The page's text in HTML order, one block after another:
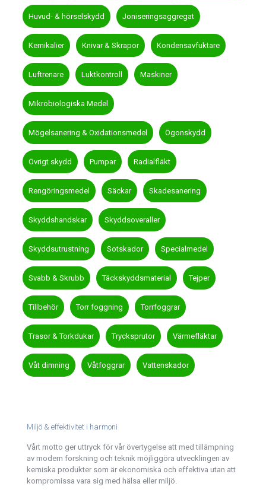
Huvud- & hörselskydd Joniseringsaggregat
Kemikalier Knivar & Skrapor Kondensavfuktare
Luftrenare Luktkontroll Maskiner
Mikrobiologiska Medel
Mögelsanering & Oxidationsmedel Ögonskydd
Övrigt skydd Pumpar Radialfläkt
Rengöringsmedel Säckar Skadesanering
Skyddshandskar Skyddsoveraller
Skyddsutrustning Sotskador Specialmedel
Svabb & Skrubb Täckskyddsmaterial Tejper
Tillbehör Torr foggning Torrfoggrar
Trasor & Torkdukar Trycksprutor Värmefläktar
Våt dimning Våtfoggrar Vattenskador
Miljö & effektivitet i harmoni
Vårt motto ger uttryck för vår övertygelse att med tillämpning
av modern forskning och teknik möjliggöra utvecklingen av
kemiska produkter som är ekonomiska och effektiva utan att
kompromissa vara sig med hälsa eller miljö.